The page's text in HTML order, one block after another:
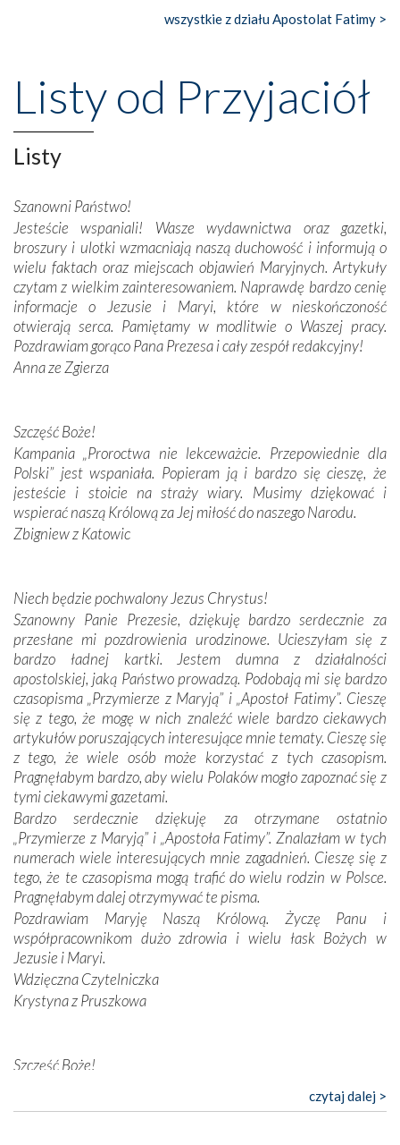
Nasze pielgrzymkowe wyprawy, których celem były
wznoszono na chwałę Bożą, na przykład – w podzięce za
Opatrznościową pomoc w wygranej bitwie o
niepodległość kraju. Zachwyt budziła potężna, a zarazem
misterna architektura tych monumentalnych dzieł,
wspaniałe zdobienia, dbałość ich twórców o detale,
budowniczych.
Podążyliśmy też śladami fatimskich wizjonerów – Łucji
dos Santos oraz świętych Hiacynty i Franciszka Marto.
Modliliśmy się przy ich grobach. Odprawiliśmy Drogę
Krzyżową w ich rodzinnych stronach, odwiedziliśmy
domy, w których żyli.
W miejscu objawień Matki Bożej zapaliliśmy świece
Podczas tej kilkudniowej wyprawy na każdym kroku
spotykaliśmy się z serdeczną otwartością
Portugalczyków. Podziwialiśmy ich ludową sztukę i
zwyczaje. Mimo że nasze kraje są od siebie bardzo
oddalone, w żaden sposób nie czuliśmy się obco.
Sprawiła to oczywiście sama Matka Boża, ale też
kulturowa bliskość biorąca swój początek w naszej
mieliśmy okazję przekonać się, że Maryja swoją opieką
otacza nie tylko nasz naród, lecz wszystkie nacje, które
się Jej ufnie oddają, a także każdą osobę, która zawierza
Jej siebie oraz swych bliskich.
Dzieje Portugalii to również historia wierności Bogu i
odstępstw, także w życiu władców. Trudne momenty w
wymiarze tak osobistym, jak i zbiorowym, przypominają o
konieczności ciągłego zabiegania o własną duszę i o łaskę
Opatrzności. Wierność przynosi pomyślność –
przynajmniej w życiu duchowym. Odstępstwo owocuje
nieszczęściem i śmiercią. Te uniwersalne prawdy
przychodziły na myśl, gdy słuchaliśmy opowieści
przewodników o portugalskich monarchach i wodzach,
zwycięskich bitwach i nieszczęśliwych losach grzesznych
kochanków.
Byli tym razem pośród Apostołów Fatimy reprezentanci
każdego spośród żyjących pokoleń. Najmłodszy uczestnik
liczył sobie 13 lat, zaś senior, pan Zdzisław – już 94.
Całe życie marzyłem, by tu przyjechać
Nasza pielgrzymka nie byłaby tak bogata w duchową treść
Oprócz zapewnienia nam możliwości codziennego
wszystkie z działu Apostolat Fatimy >
Listy od Przyjaciół
Listy
Szanowni Państwo!
Jesteście wspaniali! Wasze wydawnictwa oraz gazetki,
broszury i ulotki wzmacniają naszą duchowość i informują o
wielu faktach oraz miejscach objawień Maryjnych. Artykuły
czytam z wielkim zainteresowaniem. Naprawdę bardzo cenię
informacje o Jezusie i Maryi, które w nieskończoność
otwierają serca. Pamiętamy w modlitwie o Waszej pracy.
Pozdrawiam gorąco Pana Prezesa i cały zespół redakcyjny!
Anna ze Zgierza
Szczęść Boże!
Kampania „Proroctwa nie lekceważcie. Przepowiednie dla
Polski” jest wspaniała. Popieram ją i bardzo się cieszę, że
jesteście i stoicie na straży wiary. Musimy dziękować i
wspierać naszą Królową za Jej miłość do naszego Narodu.
Zbigniew z Katowic
Niech będzie pochwalony Jezus Chrystus!
Szanowny Panie Prezesie, dziękuję bardzo serdecznie za
przesłane mi pozdrowienia urodzinowe. Ucieszyłam się z
bardzo ładnej kartki. Jestem dumna z działalności
apostolskiej, jaką Państwo prowadzą. Podobają mi się bardzo
czasopisma „Przymierze z Maryją” i „Apostoł Fatimy”. Cieszę
się z tego, że mogę w nich znaleźć wiele bardzo ciekawych
artykułów poruszających interesujące mnie tematy. Cieszę się
z tego, że wiele osób może korzystać z tych czasopism.
Pragnęłabym bardzo, aby wielu Polaków mogło zapoznać się z
tymi ciekawymi gazetami.
Bardzo serdecznie dziękuję za otrzymane ostatnio
„Przymierze z Maryją” i „Apostoła Fatimy”. Znalazłam w tych
numerach wiele interesujących mnie zagadnień. Cieszę się z
tego, że te czasopisma mogą trafić do wielu rodzin w Polsce.
Pragnęłabym dalej otrzymywać te pisma.
Pozdrawiam Maryję Naszą Królową. Życzę Panu i
współpracownikom dużo zdrowia i wielu łask Bożych w
Jezusie i Maryi.
Wdzięczna Czytelniczka
Krystyna z Pruszkowa
Szczęść Boże!
Bardzo dziękuję za przysyłanie mi „Przymierza z Maryją”. Jest
to pismo, które bardzo sobie cenię i szanuję. Redagujecie
czytaj dalej >